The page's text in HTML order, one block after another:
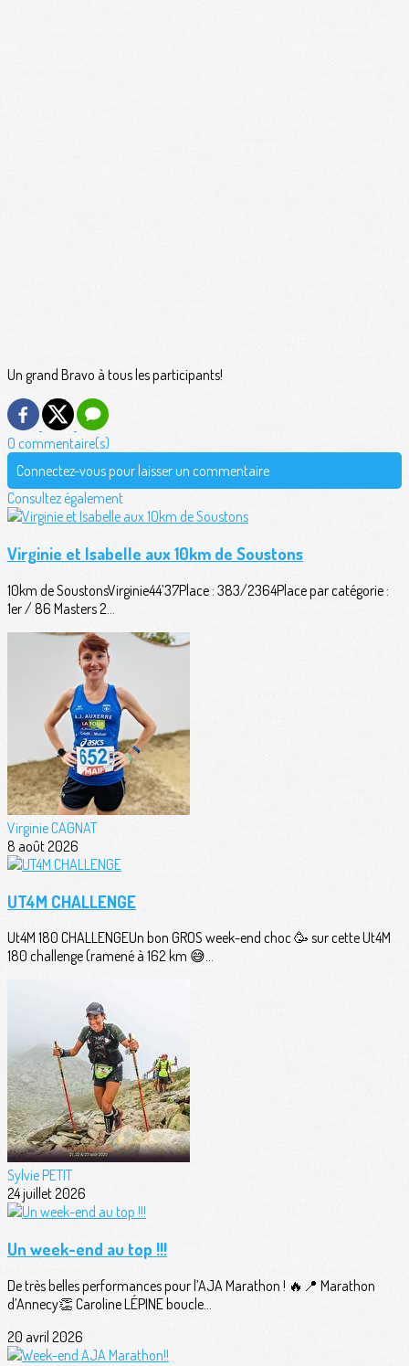
Un grand Bravo à tous les participants!
0 commentaire(s)
Connectez-vous pour laisser un commentaire
Consultez également
Virginie et Isabelle aux 10km de Soustons
10km de SoustonsVirginie44’37Place : 383/2364Place par catégorie :
1er / 86 Masters 2...
Virginie CAGNAT
8 août 2026
UT4M CHALLENGE
Ut4M 180 CHALLENGEUn bon GROS week-end choc 🥳 sur cette Ut4M
180 challenge (ramené à 162 km 😅...
Sylvie PETIT
24 juillet 2026
Un week-end au top !!!
De très belles performances pour l’AJA Marathon ! 🔥📍 Marathon
d’Annecy👏 Caroline LÉPINE boucle...
20 avril 2026